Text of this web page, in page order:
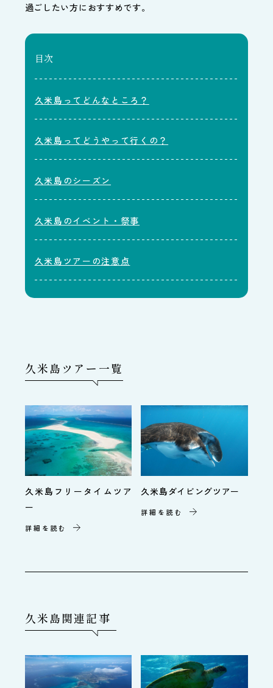
過ごしたい方におすすめです。
目次
久米島ってどんなところ？
久米島ってどうやって行くの？
久米島のシーズン
久米島のイベント・祭事
久米島ツアーの注意点
久米島ツアー一覧
久米島フリータイムツア
ー
詳細を読む
久米島ダイビングツアー
詳細を読む
久米島関連記事